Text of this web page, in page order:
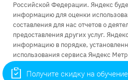
Об университете
Поступление
Российской Федерации. Яндекс
информацию для оценки
составления для нас отчетов о
предоставления других услуг.
информацию в порядке,
использования сервиса Яндекс
Вы можете отказаться от
соответствующие настройки в
Получите скидку на